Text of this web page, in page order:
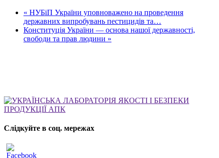
« НУБіП України уповноважено на проведення
державних випробувань пестицидів та…
Конституція України — основа нашої державності,
свободи та прав людини »
Слідкуйте в соц. мережах